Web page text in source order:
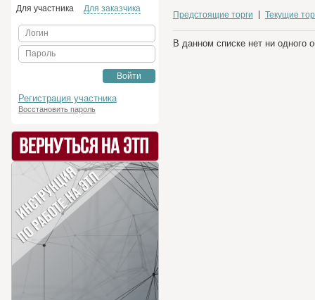
Для участника Для заказчика
Логин
Пароль
Войти
Регистрация участника
Восстановить пароль
Предстоящие торги Текущие
В данном списке нет ни одного